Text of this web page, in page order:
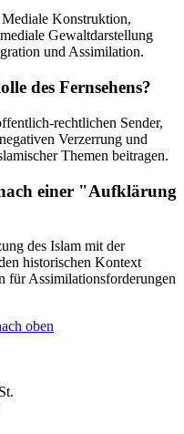
Konstruktion,
Gewaltdarstellung
und Assimilation.
des Fernsehens?
rechtlichen Sender,
Verzerrung und
Themen beitragen.
einer "Aufklärung
des Islam mit der
historischen Kontext
für Assimilationsforderungen
oben